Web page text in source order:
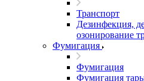
Транспорт
Дезинфекция,
озонирование
Фумигация
Фумигация
Фумигация